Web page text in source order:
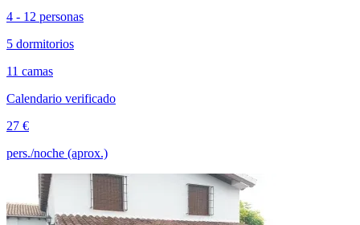
4 - 12 personas
5 dormitorios
11 camas
Calendario verificado
27 €
pers./noche (aprox.)